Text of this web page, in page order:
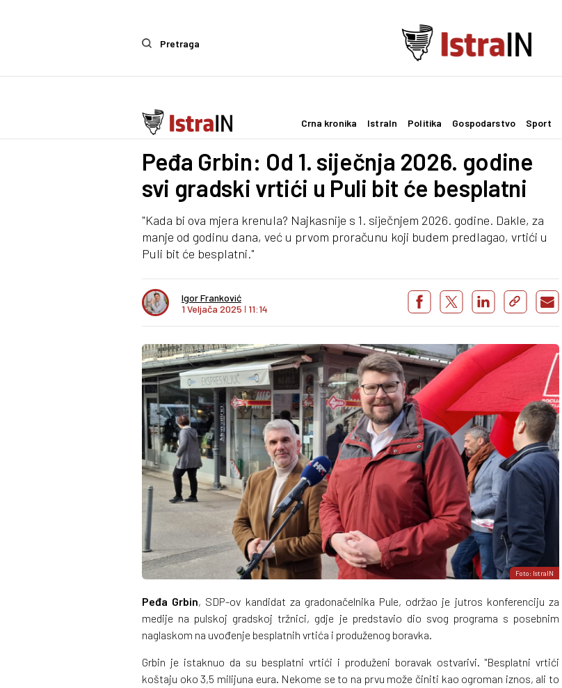
Pretraga
Crna kronika IstraIn Politika Gospodarstvo Sport
Politika
Peđa Grbin: Od 1. siječnja 2026. godine
svi gradski vrtići u Puli bit će besplatni
"Kada bi ova mjera krenula? Najkasnije s 1. siječnjem 2026. godine. Dakle, za
manje od godinu dana, već u prvom proračunu koji budem predlagao, vrtići u
Puli bit će besplatni."
Igor Franković
1 Veljača 2025 I 11:14
Foto: IstraIN
Peđa Grbin, SDP-ov kandidat za gradonačelnika Pule, održao je jutros konferenciju za
medije na pulskoj gradskoj tržnici, gdje je predstavio dio svog programa s posebnim
naglaskom na uvođenje besplatnih vrtića i produženog boravka.
Grbin je istaknuo da su besplatni vrtići i produženi boravak ostvarivi. "Besplatni vrtići
koštaju oko 3,5 milijuna eura. Nekome se to na prvu može činiti kao ogroman iznos, ali to